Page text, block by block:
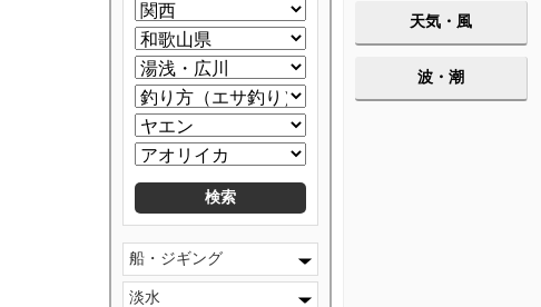
船・ジギング
淡水
天気・風
波・潮